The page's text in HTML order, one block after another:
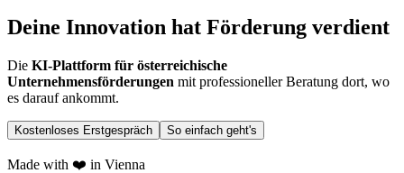
Deine Innovation hat Förderung verdient
Die KI-Plattform für österreichische
Unternehmensförderungen mit professioneller Beratung dort, wo
es darauf ankommt.
Kostenloses Erstgespräch So einfach geht's
Made with ❤️ in Vienna